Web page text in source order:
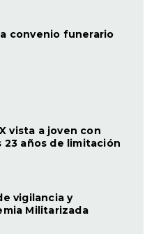
convenio funerario
vista a joven con
años de limitación
vigilancia y
Militarizada